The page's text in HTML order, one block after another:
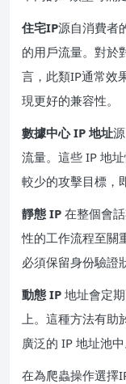
住宅IP源自消費者
的用戶流量。對於
言，此類IP通常效
現更好的兼容性。
數據中心 IP 地址
流量。這些 IP 地
較少的攻擊目標，
靜態 IP 在整個會
性的工作流程至
必須保留身份驗證
動態 IP 地址會定
上。這種方法有助
廣泛的 IP 地址池中
在為爬蟲操作選擇